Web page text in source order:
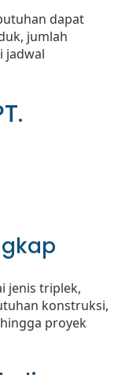
dapat
jumlah
jadwal
jenis triplek,
konstruksi,
proyek